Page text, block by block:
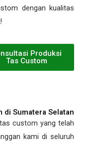
dengan kualitas
Produksi
Tas Custom
di Sumatera Selatan
custom yang telah
kami di seluruh